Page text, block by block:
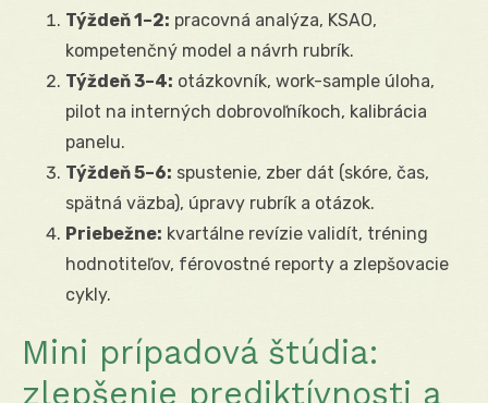
Týždeň 1–2: pracovná analýza, KSAO,
kompetenčný model a návrh rubrík.
Týždeň 3–4: otázkovník, work-sample úloha,
pilot na interných dobrovoľníkoch, kalibrácia
panelu.
Týždeň 5–6: spustenie, zber dát (skóre, čas,
spätná väzba), úpravy rubrík a otázok.
Priebežne: kvartálne revízie validít, tréning
hodnotiteľov, férovostné reporty a zlepšovacie
cykly.
Mini prípadová štúdia:
zlepšenie prediktívnosti a